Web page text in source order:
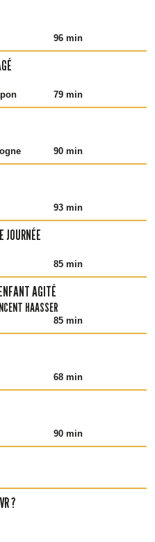
96 min
79 min
90 min
93 min
JOURNÉE
85 min
AGITÉ
HAASSER
85 min
68 min
90 min
?